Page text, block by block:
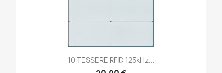
10 TESSERE RFID 125kHz...